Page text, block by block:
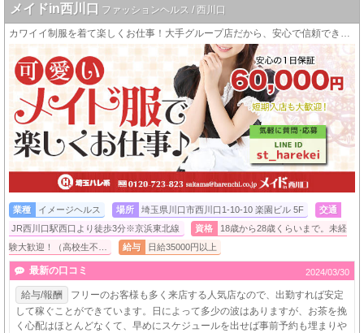
メイドin西川口 ファッションヘルス / 西川口
カワイイ制服を着て楽しくお仕事！大手グループ店だから、安心で信頼できる特典がいっぱい！
業種 イメージヘルス 場所 埼玉県川口市西川口1-10-10 楽園ビル 5F
交通
JR西川口駅西口より徒歩3分※京浜東北線
資格
18歳から28歳くらいまで。未経
験大歓迎！（高校生不…
給与 日給35000円以上
最新の口コミ 2024/03/30
給与/報酬
フリーのお客様も多く来店する人気店なので、出勤すれば安定
して稼ぐことができています。日によって多少の波はありますが、お茶を挽
く心配はほとんどなくて、早めにスケジュールを出せば事前予約も埋まりや